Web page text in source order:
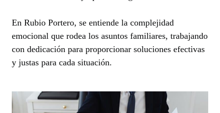
En Rubio Portero, se entiende la complejidad
emocional que rodea los asuntos familiares, trabajando
con dedicación para proporcionar soluciones efectivas
y justas para cada situación.